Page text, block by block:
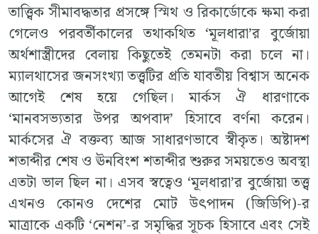
তাত্ত্বিক সীমাবদ্ধতার প্রসঙ্গে স্মিথ ও রিকার্ডোকে ক্ষমা করা
গেলেও পরবর্তীকালের তথাকথিত ‘মূলধারা’র বুর্জোয়া
অর্থশাস্ত্রীদের বেলায় কিছুতেই তেমনটা করা চলে না।
ম্যালথাসের জনসংখ্যা তত্ত্বটির প্রতি যাবতীয় বিশ্বাস অনেক
আগেই শেষ হয়ে গেছিল। মার্কস ঐ ধারণাকে
‘মানবসভ্যতার উপর অপবাদ’ হিসাবে বর্ণনা করেন।
মার্কসের ঐ বক্তব্য আজ সাধারণভাবে স্বীকৃত। অষ্টাদশ
শতাব্দীর শেষ ও ঊনবিংশ শতাব্দীর শুরুর সময়তেও অবস্থা
এতটা ভাল ছিল না। এসব স্বত্বেও ‘মূলধারা’র বুর্জোয়া তত্ত্ব
এখনও কোনও দেশের মোট উৎপাদন (জিডিপি)-র
মাত্রাকে একটি ‘নেশন’-র সমৃদ্ধির সূচক হিসাবে এবং সেই